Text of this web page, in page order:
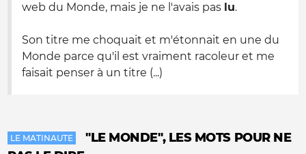
web du Monde, mais je ne l'avais pas lu.
Son titre me choquait et m'étonnait en une du
Monde parce qu'il est vraiment racoleur et me
faisait penser à un titre (...)
LE MATINAUTE
"LE MONDE", LES MOTS POUR NE